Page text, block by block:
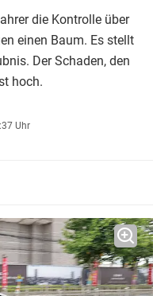
die Kontrolle über
einen Baum. Es stellt
Der Schaden, den
hoch.
Uhr